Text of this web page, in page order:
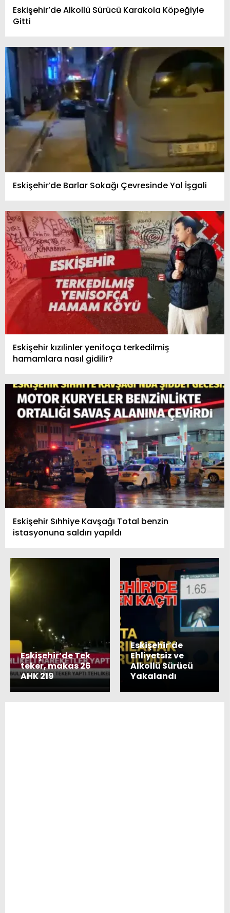
Eskişehir’de Alkollü Sürücü Karakola Köpeğiyle
Gitti
Eskişehir’de Barlar Sokağı Çevresinde Yol İşgali
Eskişehir kızılinler yenifoça terkedilmiş
hamamlara nasıl gidilir?
Eskişehir Sıhhiye Kavşağı Total benzin
istasyonuna saldırı yapıldı
Eskişehir’de Tek
teker, makas 26
AHK 219
Eskişehir’de
Ehliyetsiz ve
Alkollü Sürücü
Yakalandı